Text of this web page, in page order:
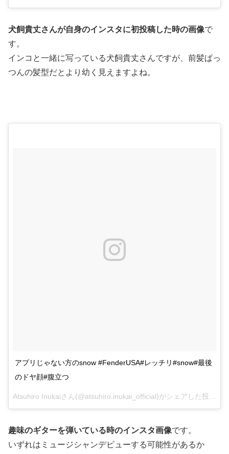
犬飼貴丈さんが自身のインスタに初投稿した時の画像で
す。
インコと一緒に写っている犬飼貴丈さんですが、前髪ぱっ
つんの髪型だとより幼く見えますよね。
アプリじゃない方のsnow #FenderUSA#レッチリ#snow#最後
のドヤ顔#腹立つ
趣味のギターを弾いている時のインスタ画像です。
いずれはミュージシャンデビューする可能性があるか